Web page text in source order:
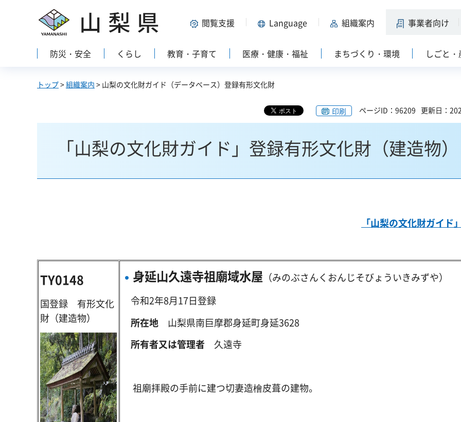
山梨県 閲覧支援 Language 組織案内 事業者向け
防災・安全 くらし 教育・子育て 医療・健康・福祉 まちづくり・環境 しごと
トップ>組織案内 > 山梨の文化財ガイド（データベース）登録有形文化財
印刷 ページID：96209 更新日：
「山梨の文化財ガイド」登録有形文化財（建造物）
「山梨の文化財ガイド
TY0148
国登録 有形文化
財（建造物）
身延山久遠寺祖廟域水屋 （みのぶさんくおんじそびょういきみずや）
令和2年8月17日登録
所在地 山梨県南巨摩郡身延町身延3628
所有者又は管理者 久遠寺
祖廟拝殿の手前に建つ切妻造檜皮葺の建物。